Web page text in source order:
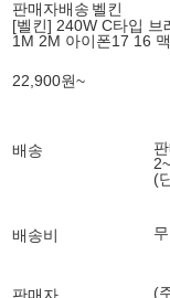
판매자배송 벨킨
[벨킨] 240W C타입 브
1M 2M 아이폰17 16
22,900원~
배송
(
배송비
(